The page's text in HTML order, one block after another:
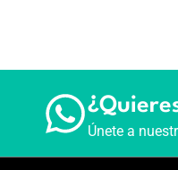
Únete a